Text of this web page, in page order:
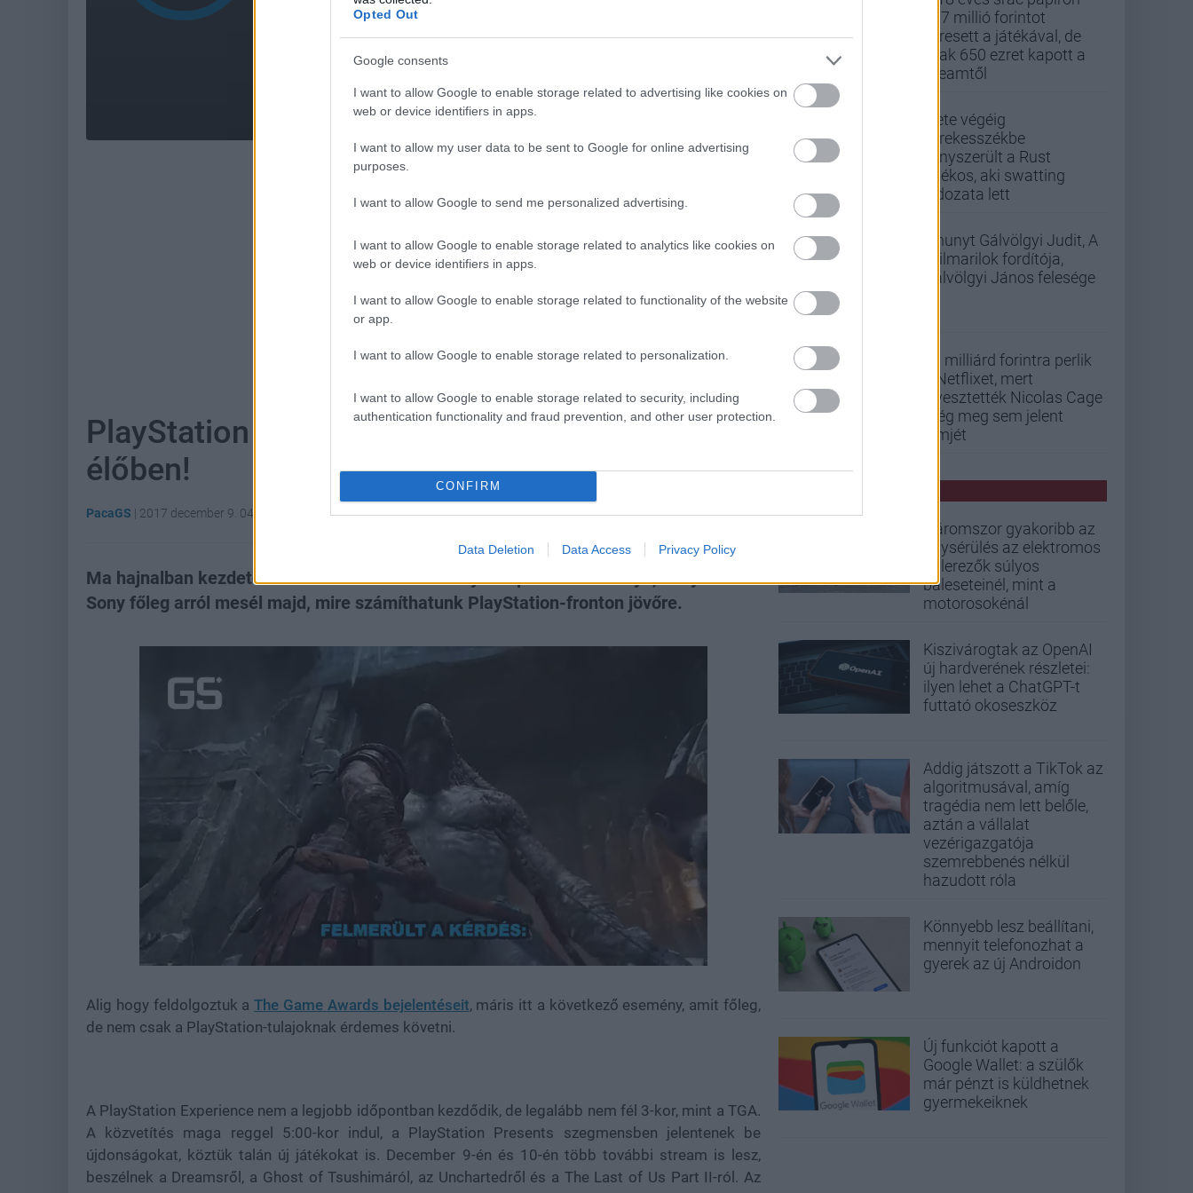
Opted Out
Google consents
I want to allow Google to enable storage related to advertising like cookies on
web or device identifiers in apps.
I want to allow my user data to be sent to Google for online advertising
purposes.
I want to allow Google to send me personalized advertising.
I want to allow Google to enable storage related to analytics like cookies on
web or device identifiers in apps.
I want to allow Google to enable storage related to functionality of the website
or app.
I want to allow Google to enable storage related to personalization.
I want to allow Google to enable storage related to security, including
authentication functionality and fraud prevention, and other user protection.
CONFIRM
Data Deletion Data Access Privacy Policy
Ügyes, a világba illeszkedő
Hozzászólások
PlayStation Experience 2017 - kövesd velünk
élőben!
PacaGS | 2017 december 9. 04:30
Ma hajnalban kezdetét veszi az év utolsó fontos játékipari rendezvénye, melyen a
Sony főleg arról mesél majd, mire számíthatunk PlayStation-fronton jövőre.
21.86%
Alig hogy feldolgoztuk aThe Game Awards bejelentéseit, máris itt a következő esemény, amit főleg,
de nem csak a PlayStation-tulajoknak érdemes követni.
A PlayStation Experience nem a legjobb időpontban kezdődik, de legalább nem fél 3-kor, mint a TGA.
A közvetítés maga reggel 5:00-kor indul, a PlayStation Presents szegmensben jelentenek be
újdonságokat, köztük talán új játékokat is. December 9-én és 10-én több további stream is lesz,
beszélnek a Dreamsről, a Ghost of Tsushimáról, az Unchartedről és a The Last of Us Part II-ról. Az
437 millió forintot
keresett a játékával, de
csak 650 ezret kapott a
Steamtől
Élete végéig
kerekesszékbe
kényszerült a Rust
játékos, aki swatting
áldozata lett
Elhunyt Gálvölgyi Judit, A
szilmarilok fordítója,
Gálvölgyi János felesége
33 milliárd forintra perlik
a Netflixet, mert
elvesztették Nicolas Cage
még meg sem jelent
filmjét
Háromszor gyakoribb az
agysérülés az elektromos
rollerezők súlyos
baleseteinél, mint a
motorosokénál
Kiszivárogtak az OpenAI
új hardverének részletei:
ilyen lehet a ChatGPT-t
futtató okoseszköz
Addig játszott a TikTok az
algoritmusával, amíg
tragédia nem lett belőle,
aztán a vállalat
vezérigazgatója
szemrebbenés nélkül
hazudott róla
Könnyebb lesz beállítani,
mennyit telefonozhat a
gyerek az új Androidon
Új funkciót kapott a
Google Wallet: a szülők
már pénzt is küldhetnek
gyermekeiknek